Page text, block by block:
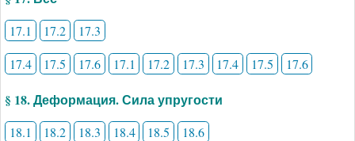
17.1 17.2
17.3
17.4
17.5 17.6 17.1 17.2 17.3 17.4 17.5 17.6
§ 18. Деформация. Сила упругости
18.1 18.2 18.3 18.4 18.5 18.6